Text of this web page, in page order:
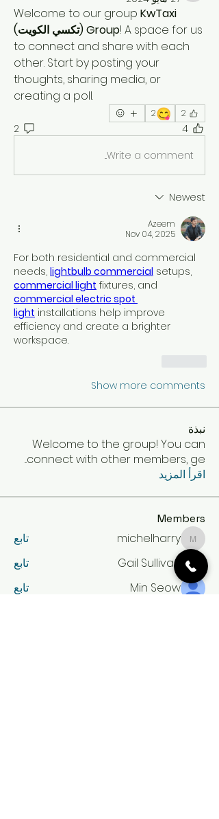
Welcome to our group KwTaxi
(تكسي الكويت) Group! A space for us
to connect and share with each
other. Start by posting your
thoughts, sharing media, or
creating a poll.
2
😋
2
4
2
Write a comment...
Newest
Azeem
Nov 04, 2025
For both residential and commercial
needs, lightbulb commercial
commercial light
commercial electric spot
light installations help improve
efficiency and create a brighter
workspace.
Show more comments
نبذة
Welcome to the group! You can
connect with other members, ge
...
اقرأ المزيد
Members
michelharry
michelharry
تابع
Gail Sullivan
تابع
Min Seow
تابع